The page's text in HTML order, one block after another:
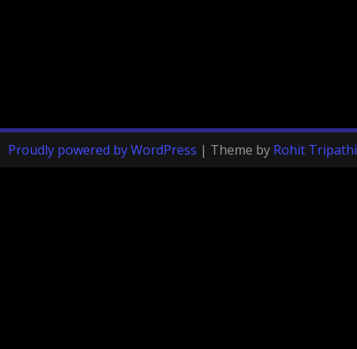
Proudly powered by WordPress | Theme by Rohit Tripathi